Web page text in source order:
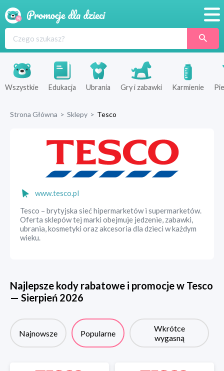
Produkty
Sklepy
Wszystkie Edukacja Ubrania Gry i zabawki Karmienie
Strona Główna > Sklepy > Tesco
www.tesco.pl
Tesco – brytyjska sieć hipermarketów i supermarketów.
Oferta sklepów tej marki obejmuje jedzenie, zabawki,
ubrania, kosmetyki oraz akcesoria dla dzieci w każdym
wieku.
Najlepsze kody rabatowe i promocje w Tesco
— Sierpień 2026
Najnowsze Popularne
Wkrótce
wygasną